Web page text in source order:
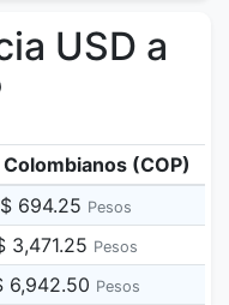
USD a
(COP)
$ 694.25 Pesos
3,471.25 Pesos
6,942.50 Pesos